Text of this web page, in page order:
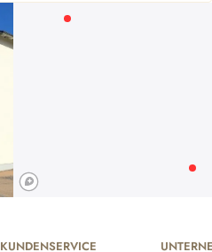
KUNDENSERVICE